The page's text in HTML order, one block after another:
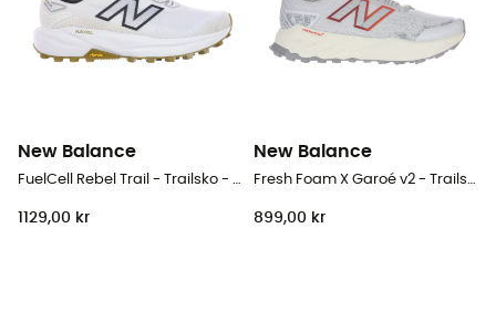
New Balance
FuelCell Rebel Trail - Trailsko - Damer
1129,00 kr
New Balance
Fresh Foam X Garoé v2 - Trailsko - Damer
899,00 kr